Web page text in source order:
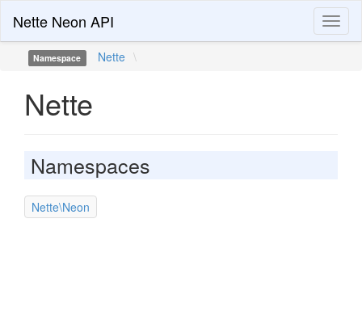
Nette Neon API
Namespace Nette \
Nette
Namespaces
Nette\Neon